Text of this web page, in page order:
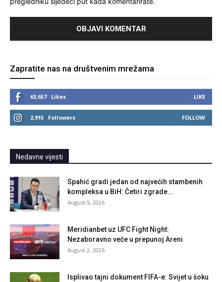
Zapratite nas na društvenim mrežama
63,657 Likes LIKE
2,915 Followers FOLLOW
Nedavne vijesti
Spahić gradi jedan od najvećih stambenih
kompleksa u BiH: Četiri zgrade...
August 5, 2026
Meridianbet uz UFC Fight Night:
Nezaboravno veče u prepunoj Areni
August 2, 2026
Isplivao tajni dokument FIFA-e: Svijet u šoku